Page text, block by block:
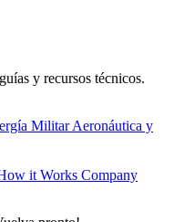
y recursos técnicos.
MilitarAeronáutica y
it Works Company